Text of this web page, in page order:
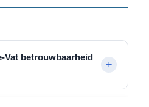
Vat betrouwbaarheid